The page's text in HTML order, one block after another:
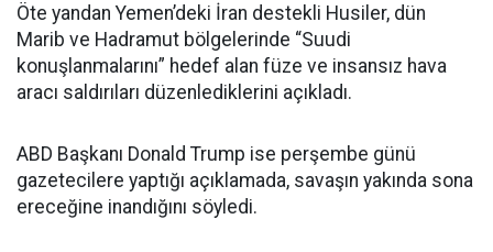
Öte yandan Yemen’deki İran destekli Husiler, dün
Marib ve Hadramut bölgelerinde “Suudi
konuşlanmalarını” hedef alan füze ve insansız hava
aracı saldırıları düzenlediklerini açıkladı.
ABD Başkanı Donald Trump ise perşembe günü
gazetecilere yaptığı açıklamada, savaşın yakında sona
ereceğine inandığını söyledi.